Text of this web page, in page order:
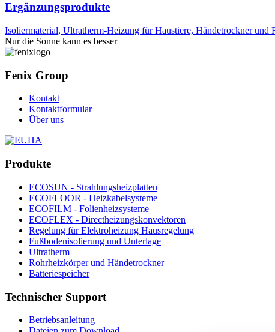
Ergänzungsprodukte
Isoliermaterial, Ultratherm-Heizung für Haustiere, Händetrockner
Nur die Sonne kann es besser
Fenix Group
Kontakt
Kontaktformular
Über uns
Produkte
ECOSUN - Strahlungsheizplatten
ECOFLOOR - Heizkabelsysteme
ECOFILM - Folienheizsysteme
ECOFLEX - Directheizungskonvektoren
Regelung für Elektroheizung Hausregelung
Fußbodenisolierung und Unterlage
Ultratherm
Rohrheizkörper und Händetrockner
Batteriespeicher
Technischer Support
Betriebsanleitung